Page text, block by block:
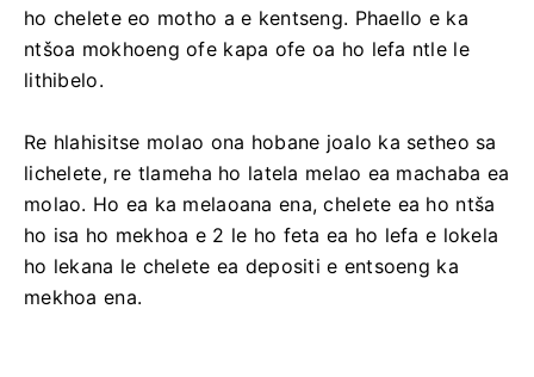
ho chelete eo motho a e kentseng. Phaello e ka
ntšoa mokhoeng ofe kapa ofe oa ho lefa ntle le
lithibelo.
Re hlahisitse molao ona hobane joalo ka setheo sa
lichelete, re tlameha ho latela melao ea machaba ea
molao. Ho ea ka melaoana ena, chelete ea ho ntša
ho isa ho mekhoa e 2 le ho feta ea ho lefa e lokela
ho lekana le chelete ea depositi e entsoeng ka
mekhoa ena.